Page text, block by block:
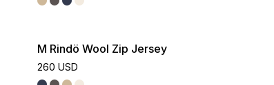
M Rindö Wool Zip Jersey
260 USD